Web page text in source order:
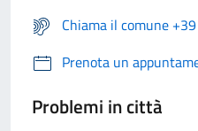
Chiama il comune
Prenota un
Problemi in città